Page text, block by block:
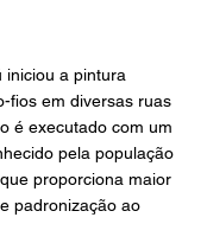
iniciou a pintura
fios em diversas ruas
é executado com um
pela população
proporciona maior
padronização ao